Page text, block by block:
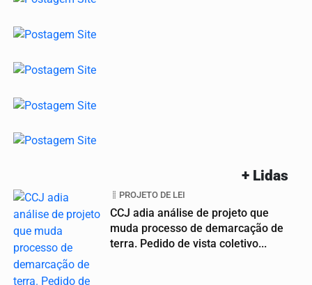
+ Lidas
PROJETO DE LEI
CCJ adia análise de projeto que
muda processo de demarcação de
terra. Pedido de vista coletivo...